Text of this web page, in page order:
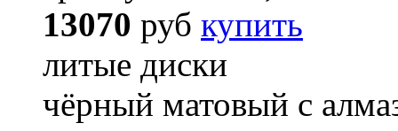
13070 руб купить
литые диски
чёрный матовый с